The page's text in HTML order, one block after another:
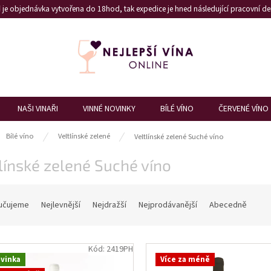
objednávka vytvořena do 18hod, tak expedice je hned následující pracovní
NAŠI VINAŘI VINNÉ NOVINKY BÍLÉ VÍNO ČERVENÉ VÍNO
Bílé víno Veltlínské zelené Veltlínské zelené Suché víno
zelené Suché víno
Nejlevnější Nejdražší Nejprodávanější Abecedně
Kód: 2419PH
Více za méně